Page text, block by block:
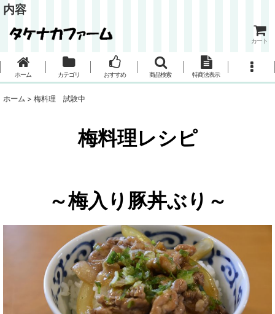
内容
カート
ホーム カテゴリ おすすめ 商品検索 特商法表示
ホーム > 梅料理 試験中
梅料理レシピ
～梅入り豚丼ぶり～